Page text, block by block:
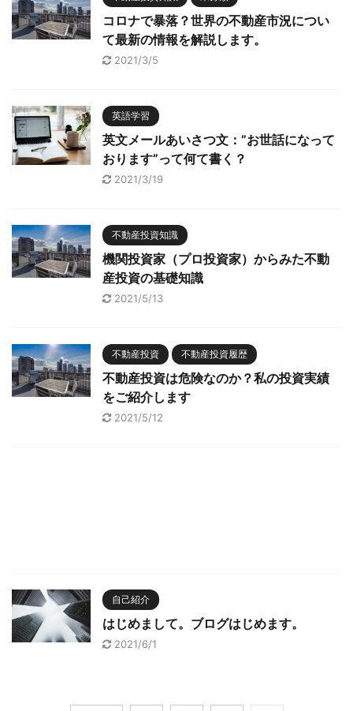
コロナで暴落？世界の不動産市況につい
て最新の情報を解説します。
2021/3/5
英語学習
英文メールあいさつ文：”お世話になって
おります”って何て書く？
2021/3/19
不動産投資知識
機関投資家（プロ投資家）からみた不動
産投資の基礎知識
2021/5/13
不動産投資 不動産投資履歴
不動産投資は危険なのか？私の投資実績
をご紹介します
2021/5/12
自己紹介
はじめまして。ブログはじめます。
2021/6/1